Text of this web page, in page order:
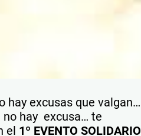
hay excusas que valgan…
no hay excusa… te
el 1º EVENTO SOLIDARIO